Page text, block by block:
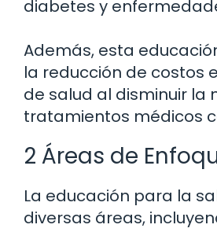
diabetes y
Además, esta
la reducción de costos
de salud al disminuir la
tratamientos médicos
2 Áreas de
La educación para la
diversas áreas,